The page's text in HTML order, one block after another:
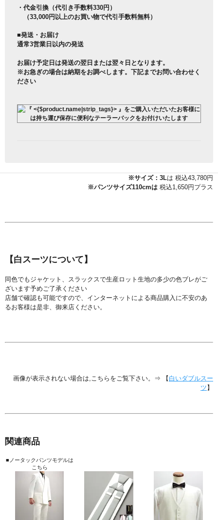
・代金引換（代引き手数料330円）
（33,000円以上のお買い物で代引手数料無料）
■発送・お届け
通常3営業日以内の発送
お届け予定日は発送の翌日または翌々日となります。
※お急ぎの場合は納期をお調べします。下記までお問い合わせく
ださい
※サイズ：3Lは 税込43,780円
※パンツサイズ110cmは 税込1,650円プラス
【白スーツについて】
同色でもジャケット、スラックスで生産ロット生地の多少の色ブレがご
ざいます予めご了承ください
店舗で確認も可能ですので、インターネットによる商品購入に不安のあ
るお客様は是非、御来店ください。
画像が表示されない場合は,こちらをご覧下さい。⇒ 【白いダブルスー
ツ】
関連商品
■ノータックパンツモデルは
こちら